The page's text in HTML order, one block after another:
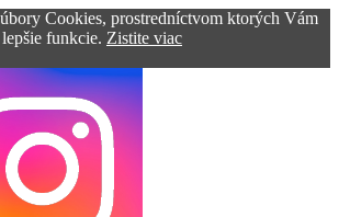
Cookies, prostredníctvom ktorých Vám
funkcie. Zistite viac